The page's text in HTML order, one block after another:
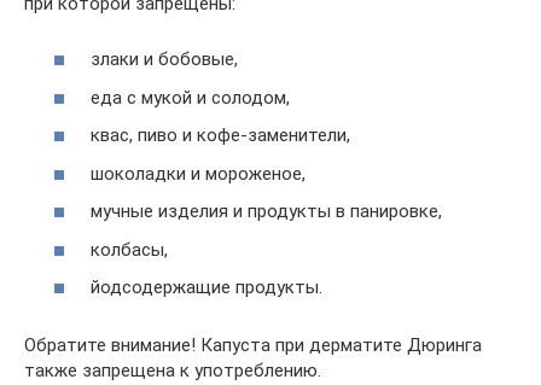
злаки и бобовые,
еда с мукой и солодом,
квас, пиво и кофе-заменители,
шоколадки и мороженое,
мучные изделия и продукты в панировке,
колбасы,
йодсодержащие продукты.
Обратите внимание! Капуста при дерматите Дюринга
также запрещена к употреблению.